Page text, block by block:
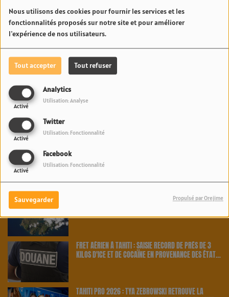
Nous utilisons des cookies pour fournir les services et les
fonctionnalités proposés sur notre site et pour améliorer
l'expérience de nos utilisateurs.
Tout accepter Tout refuser
Analytics
Activé
Utilisation: Analyse
Twitter
Activé
Utilisation: Fonctionnalité
Facebook
Activé
Utilisation: Fonctionnalité
Sauvegarder Propulsé par Orejime
GÉNÉRATIONNEL FOU DU
NOUVEL ALBUM DE
1 2 3 5 6
News Fenua
CAP À DOMICILE FACE À CROSBY COLAPINTO | 23.6
ALERTE MÉTÉO AUX AUSTRALES : L'ÎLE DE RAPA PLACÉE
23.6 RADIO
FRET AÉRIEN À TAHITI : SAISIE RECORD DE PRÈS DE 3
KILOS D'ICE ET DE COCAÏNE EN PROVENANCE DES ÉTATS-
TAHITI PRO 2026 : TYA ZEBROWSKI RETROUVE LA